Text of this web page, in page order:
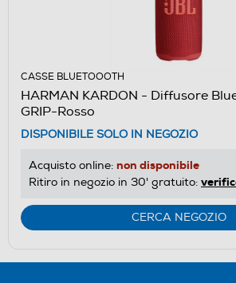
CASSE BLUETOOOTH
HARMAN KARDON - Diffusore
GRIP-Rosso
DISPONIBILE SOLO IN NEGOZIO
Acquisto online: non disponibile
Ritiro in negozio in 30' gratuito:
CERCA NEGOZIO